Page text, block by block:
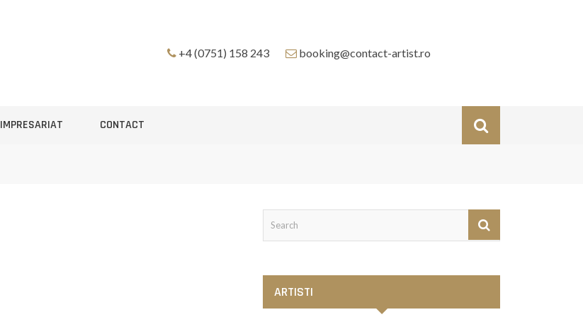
+4 (0751) 158 243 booking@contact-artist.ro
IMPRESARIAT CONTACT
ARTISTI